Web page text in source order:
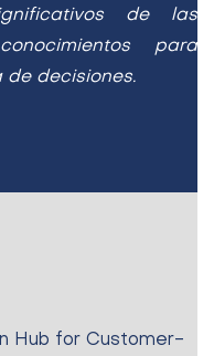
de las
para
de decisiones.
Hub for Customer-